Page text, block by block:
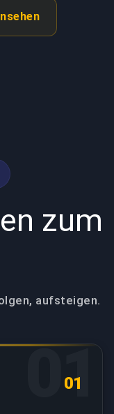
zum
aufsteigen.
01
01